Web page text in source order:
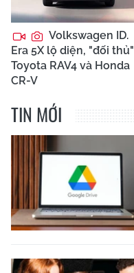
Volkswagen ID.
Era 5X lộ diện, "đối thủ"
Toyota RAV4 và Honda
CR-V
TIN MỚI